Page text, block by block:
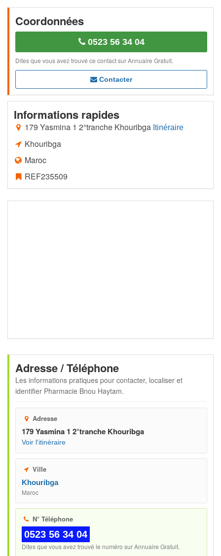
Coordonnées
0523 56 34 04
Dites que vous avez trouvé ce contact sur Annuaire Gratuit.
Contacter
Informations rapides
179 Yasmina 1 2°tranche Khouribga Itinéraire
Khouribga
Maroc
REF235509
Adresse / Téléphone
Les informations pratiques pour contacter, localiser et
identifier Pharmacie Bnou Haytam.
Adresse
179 Yasmina 1 2°tranche Khouribga
Voir l'itinéraire
Ville
Khouribga
Maroc
N° Téléphone
0523 56 34 04
Dites que vous avez trouvé le numéro sur Annuaire Gratuit.